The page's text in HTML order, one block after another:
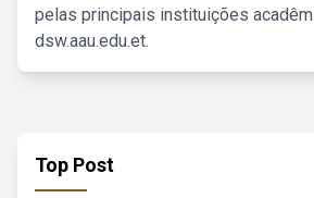
pelas principais instituições
dsw.aau.edu.et.
Top Post